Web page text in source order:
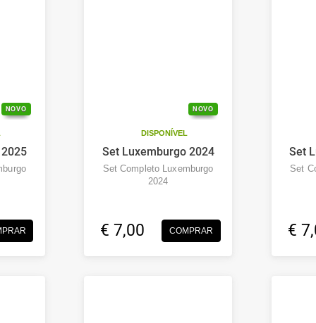
NOVO NOVO
DISPONÍVEL
Set Luxemburgo 2024
Set Completo Luxemburgo
2024
€ 7,00 COMPRAR
Set
Set
€